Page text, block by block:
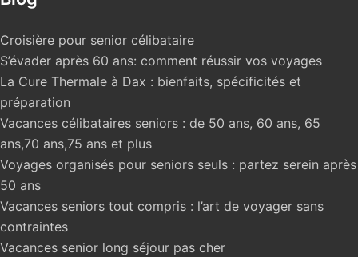
Croisière pour senior célibataire
S’évader après 60 ans: comment réussir vos voyages
La Cure Thermale à Dax : bienfaits, spécificités et
préparation
Vacances célibataires seniors : de 50 ans, 60 ans, 65
ans,70 ans,75 ans et plus
Voyages organisés pour seniors seuls : partez serein après
50 ans
Vacances seniors tout compris : l’art de voyager sans
contraintes
Vacances senior long séjour pas cher